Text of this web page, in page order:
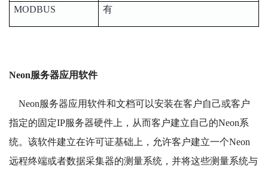
MODBUS 有
Neon服务器应用软件
Neon服务器应用软件和文档可以安装在客户自己或客户
指定的固定IP服务器硬件上，从而客户建立自己的Neon系
统。该软件建立在许可证基础上，允许客户建立一个Neon
远程终端或者数据采集器的测量系统，并将这些测量系统与